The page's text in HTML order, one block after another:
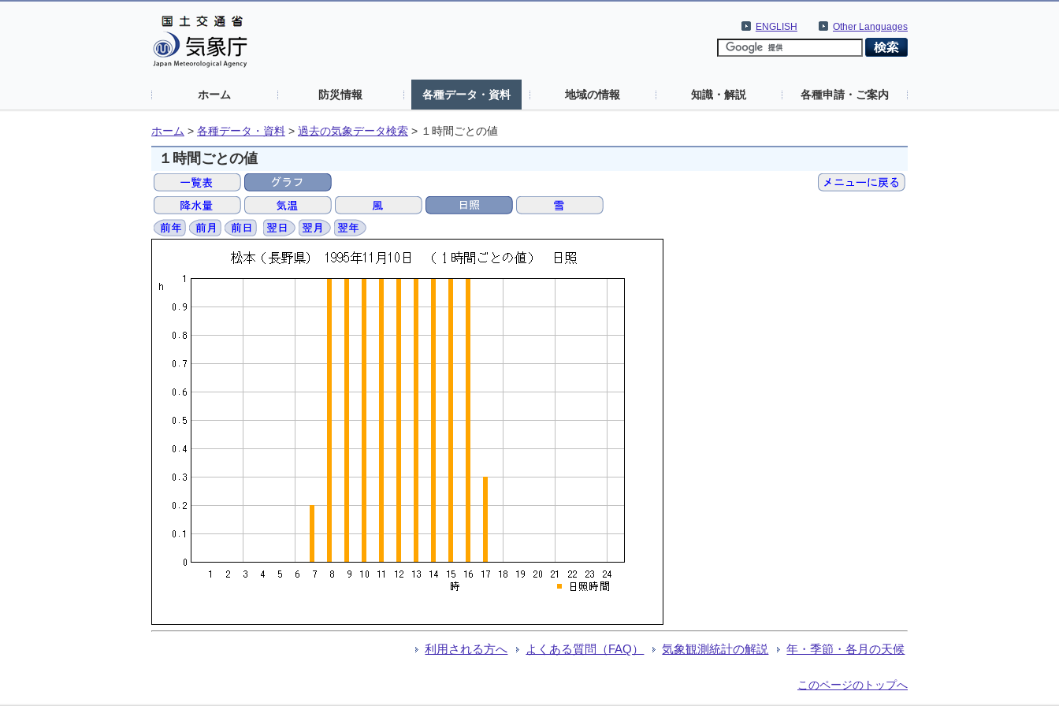
Other Languages
ENGLISH
ホーム 防災情報 各種データ・資料 地域の情報 知識・解説 各種申請・ご案内
ホーム > 各種データ・資料 > 過去の気象データ検索 > １時間ごとの値
１時間ごとの値
利用される方へ よくある質問（FAQ） 気象観測統計の解説 年・季節・各月の天候
このページのトップへ